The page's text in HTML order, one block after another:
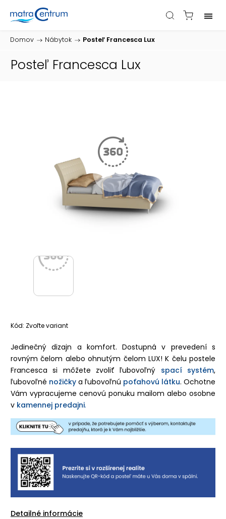
Domov / Nábytok / Posteľ Francesca Lux
Posteľ Francesca Lux
Kód: Zvoľte variant
Jedinečný dizajn a komfort. Dostupná v prevedení s
rovným čelom alebo ohnutým čelom LUX! K čelu postele
Francesca si môžete zvoliťľubovoľný spací systém,
ľubovoľné nožičky a ľubovoľnú poťahovú látku. Ochotne
Vám vypracujeme cenovú ponuku mailom alebo osobne
v kamennej predajni.
Detailné informácie